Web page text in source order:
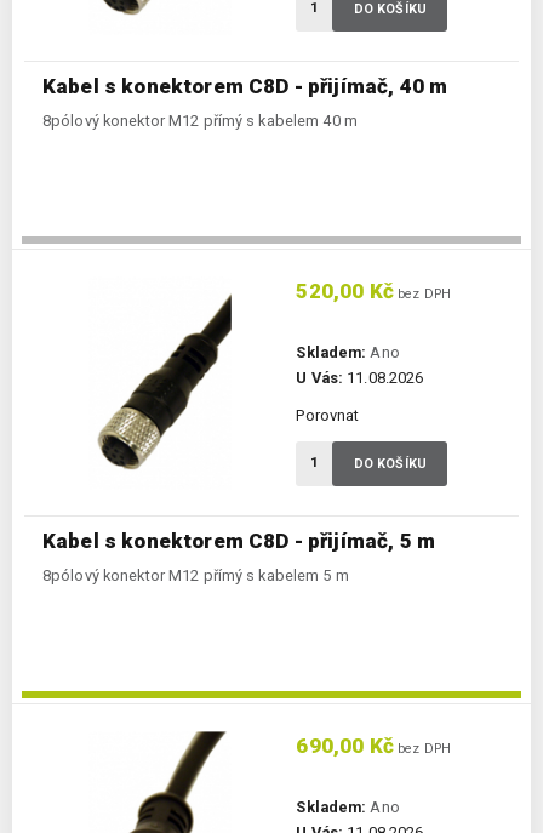
Kabel s konektorem C8D - přijímač, 40 m
8pólový konektor M12 přímý s kabelem 40 m
DO KOŠÍKU
Kabel s konektorem C8D - přijímač, 5 m
8pólový konektor M12 přímý s kabelem 5 m
520,00 Kč bez DPH
Skladem: Ano
U Vás: 11.08.2026
Porovnat
DO KOŠÍKU
690,00 Kč bez DPH
Skladem: Ano